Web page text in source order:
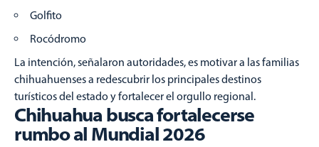
Golfito
Rocódromo
La intención, señalaron autoridades, es motivar a las familias
chihuahuenses a redescubrir los principales destinos
turísticos del estado y fortalecer el orgullo regional.
Chihuahua busca fortalecerse
rumbo al Mundial 2026